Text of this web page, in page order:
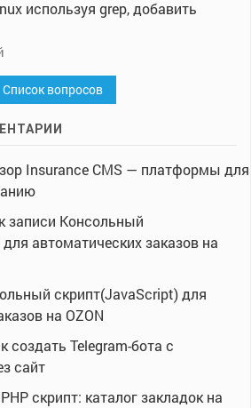
используя grep, добавить
Список вопросов
Insurance CMS — платформы для
к записи Консольный
автоматических заказов на
скрипт(JavaScript) для
на OZON
создать Telegram-бота с
сайт
PHP скрипт: каталог закладок на